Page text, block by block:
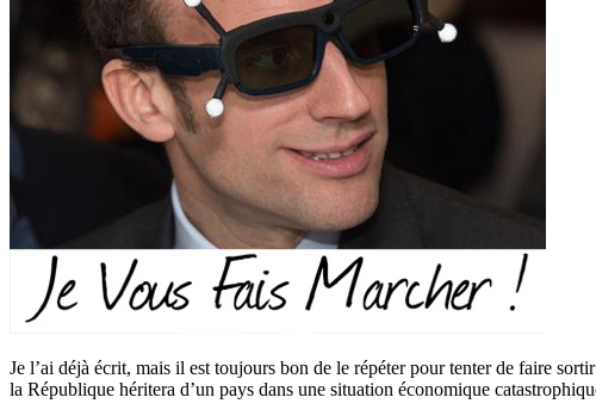
Je l’ai déjà écrit, mais il est toujours bon de le répéter pour tenter de faire
la République héritera d’un pays dans une situation économique